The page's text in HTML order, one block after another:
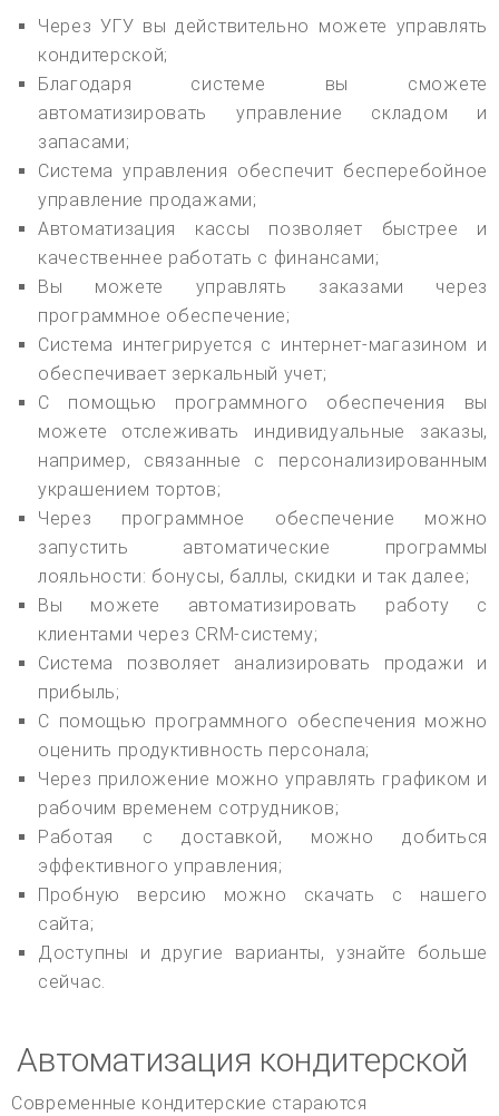
Через УГУ вы действительно можете управлять
кондитерской;
Благодаря системе вы сможете
автоматизировать управление складом и
запасами;
Система управления обеспечит бесперебойное
управление продажами;
Автоматизация кассы позволяет быстрее и
качественнее работать с финансами;
Вы можете управлять заказами через
программное обеспечение;
Система интегрируется с интернет-магазином и
обеспечивает зеркальный учет;
С помощью программного обеспечения вы
можете отслеживать индивидуальные заказы,
например, связанные с персонализированным
украшением тортов;
Через программное обеспечение можно
запустить автоматические программы
лояльности: бонусы, баллы, скидки и так далее;
Вы можете автоматизировать работу с
клиентами через CRM-систему;
Система позволяет анализировать продажи и
прибыль;
С помощью программного обеспечения можно
оценить продуктивность персонала;
Через приложение можно управлять графиком и
рабочим временем сотрудников;
Работая с доставкой, можно добиться
эффективного управления;
Пробную версию можно скачать с нашего
сайта;
Доступны и другие варианты, узнайте больше
сейчас.
Автоматизация кондитерской
Современные кондитерские стараются